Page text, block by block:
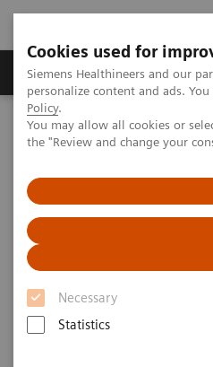
Cookies used for
Siemens Healthineers and our
personalize content and ads.
Policy.
You may allow all cookies or
the "Review and change your
Necessary
Statistics
Produits & services
Home
Healthcare IT
Solutions informatiques pour le
Atellica
Data-driven